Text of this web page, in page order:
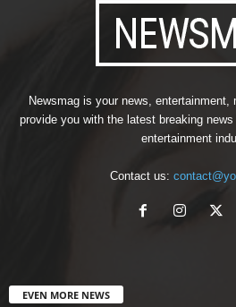
Newsmag is your news,
provide you with the latest breaking
entertainment
Contact us:
EVEN MORE NEWS